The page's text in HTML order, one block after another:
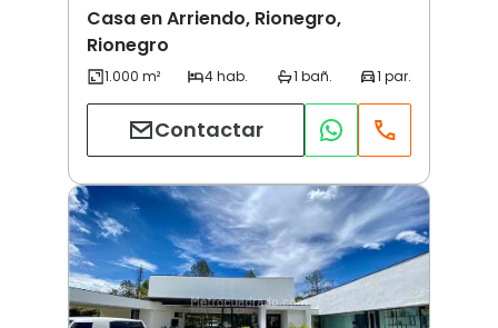
Casa en Arriendo, Rionegro,
Rionegro
Contactar